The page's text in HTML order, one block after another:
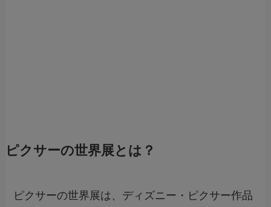
ピクサーの世界展とは？
ピクサーの世界展は、ディズニー・ピクサー作品